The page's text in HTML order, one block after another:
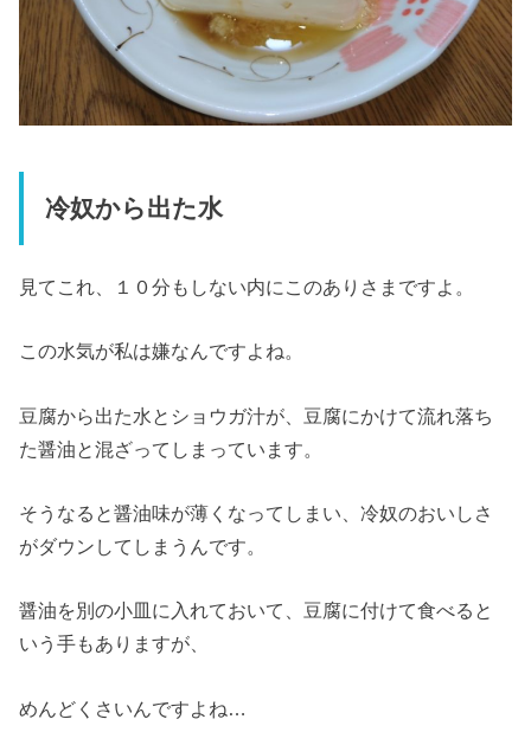
冷奴から出た水
見てこれ、１０分もしない内にこのありさまですよ。
この水気が私は嫌なんですよね。
豆腐から出た水とショウガ汁が、豆腐にかけて流れ落ち
た醤油と混ざってしまっています。
そうなると醤油味が薄くなってしまい、冷奴のおいしさ
がダウンしてしまうんです。
醤油を別の小皿に入れておいて、豆腐に付けて食べると
いう手もありますが、
めんどくさいんですよね…